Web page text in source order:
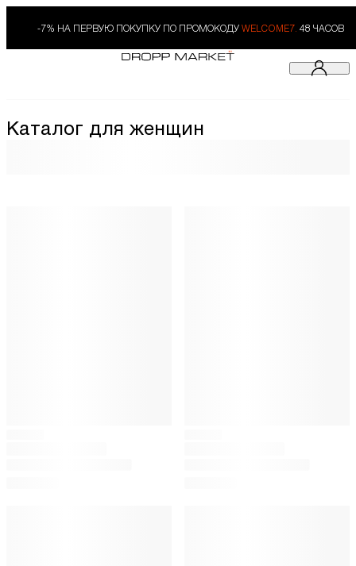
-7% НА ПЕРВУЮ ПОКУПКУ ПО ПРОМОКОДУ WELCOME7. 48 ЧАСОВ
Каталог для женщин